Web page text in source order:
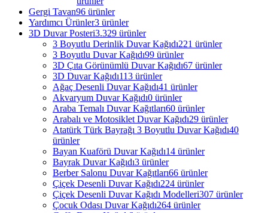
Gergi Tavan96 ürünler
Yardımcı Ürünler3 ürünler
3D Duvar Posteri3.329 ürünler
3 Boyutlu Derinlik Duvar Kağıdı221 ürünler
3 Boyutlu Duvar Kağıdı99 ürünler
3D Çıta Görünümlü Duvar Kağıdı67 ürünler
3D Duvar Kağıdı113 ürünler
Ağaç Desenli Duvar Kağıdı41 ürünler
Akvaryum Duvar Kağıdı0 ürünler
Araba Temalı Duvar Kağıtları60 ürünler
Arabalı ve Motosiklet Duvar Kağıdı29 ürünler
Atatürk Türk Bayrağı 3 Boyutlu Duvar Kağıdı40
ürünler
Bayan Kuaförü Duvar Kağıdı14 ürünler
Bayrak Duvar Kağıdı3 ürünler
Berber Salonu Duvar Kağıtları66 ürünler
Çiçek Desenli Duvar Kağıdı224 ürünler
Çiçek Desenli Duvar Kağıdı Modelleri307 ürünler
Çocuk Odası Duvar Kağıdı264 ürünler